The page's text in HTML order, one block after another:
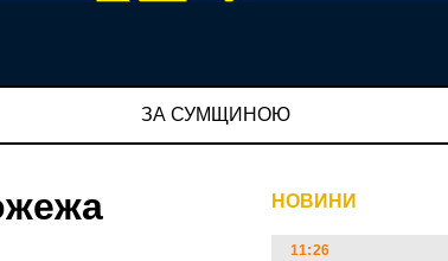
ЗА СУМЩИНОЮ
НОВИНИ
11:26